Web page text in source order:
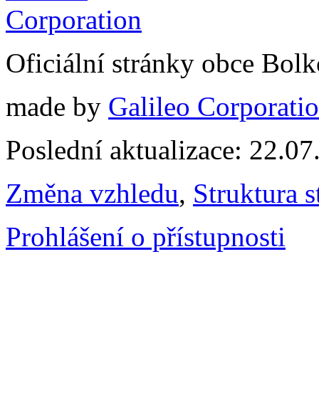
Oficiální stránky obce
made by Galileo
Poslední aktualizace:
Změna vzhledu, Struktura
Prohlášení o přístupnosti